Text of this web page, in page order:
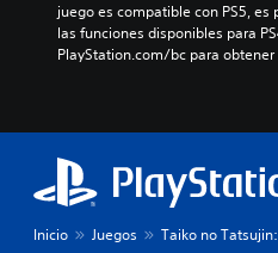
juego es compatible con PS5,
las funciones disponibles para
PlayStation.com/bc para
Inicio Juegos Taiko no